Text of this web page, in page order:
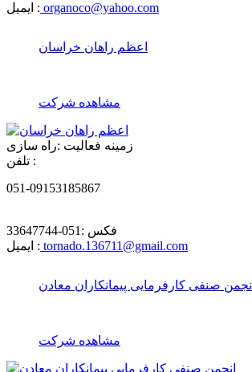
ایمیل : organoco@yahoo.com
اعظم راهان خراسان
مشاهده شرکت
زمینه فعالیت :راه سازی
تلفن :
051-09153185867
فکس : 051-33647744
ایمیل : tornado.136711@gmail.com
انجمن صنفى كارفرمايى پيمانكاران معادن
مشاهده شرکت